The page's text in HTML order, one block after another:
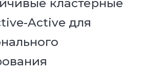
кластерные
Active для